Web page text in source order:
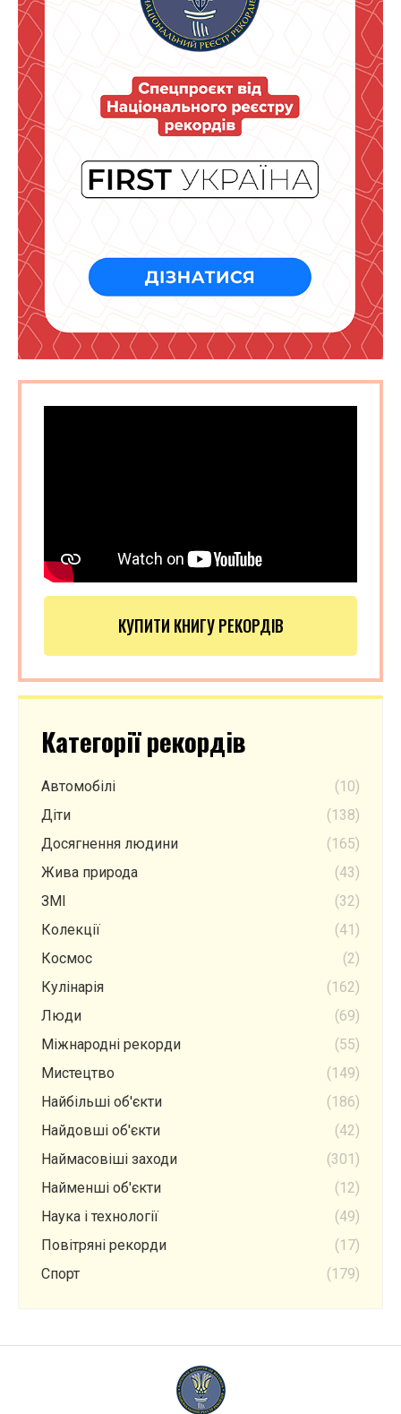
КУПИТИ КНИГУ РЕКОРДІВ
Категорії рекордів
Автомобілі
(10)
Діти
(138)
Досягнення людини
(165)
Жива природа
(43)
ЗМІ
(32)
Колекції
(41)
Космос
(2)
Кулінарія
(162)
Люди
(69)
Міжнародні рекорди
(55)
Мистецтво
(149)
Найбільші об'єкти
(186)
Найдовші об'єкти
(42)
Наймасовіші заходи
(301)
Найменші об'єкти
(12)
Наука і технології
(49)
Повітряні рекорди
(17)
Спорт
(179)